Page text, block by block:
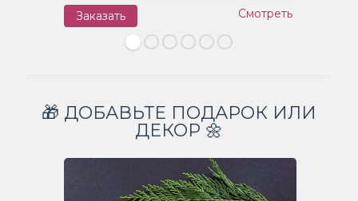
Заказать Смотреть
🎁 ДОБАВЬТЕ ПОДАРОК ИЛИ
ДЕКОР 🌼